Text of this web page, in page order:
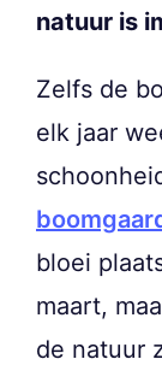
natuur is
Zelfs de
elk jaar
bloei
maart,
de natuur